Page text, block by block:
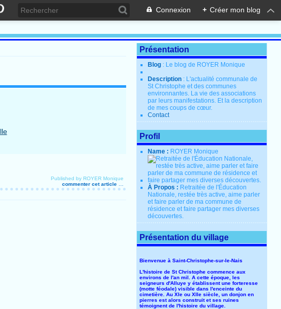
Connexion + Créer mon blog
Published by ROYER Monique
commenter cet article
Présentation
Blog : Le blog de ROYER Monique
Description : L'actualité communale de
St Christophe et des communes
environnantes. La vie des associations
par leurs manifestations. Et la description
de mes coups de cœur.
Contact
Profil
Name : ROYER Monique
À Propos : Retraitée de l'Éducation
Nationale, restée très active, aime parler
et faire parler de ma commune de
résidence et faire partager mes diverses
découvertes.
Présentation du village
Bienvenue à Saint-Christophe-sur-le-Nais
L'histoire de St Christophe commence aux
environs de l'an mil. A cette époque, les
seigneurs d'Alluye y établissent une forteresse
(motte féodale) visible dans l'enceinte du
cimetière. Au XIe ou XIIe siècle, un donjon en
pierres est alors construit et ses ruines
témoignent de l'histoire du village.